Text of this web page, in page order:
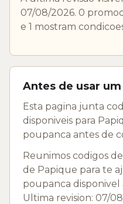
07/08/2026. 0
e 1 mostram
Antes de usar
Esta pagina junta
disponiveis para
poupanca antes de
Reunimos codigos
de Papique para te
poupanca disponivel
Ultima revision: 07/